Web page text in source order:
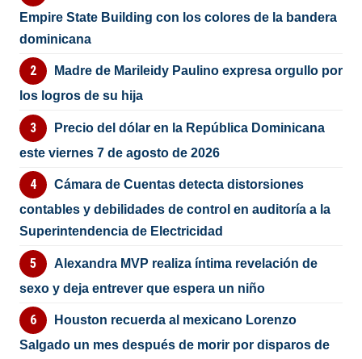
Empire State Building con los colores de la bandera
dominicana
Madre de Marileidy Paulino expresa orgullo por
los logros de su hija
Precio del dólar en la República Dominicana
este viernes 7 de agosto de 2026
Cámara de Cuentas detecta distorsiones
contables y debilidades de control en auditoría a la
Superintendencia de Electricidad
Alexandra MVP realiza íntima revelación de
sexo y deja entrever que espera un niño
Houston recuerda al mexicano Lorenzo
Salgado un mes después de morir por disparos de